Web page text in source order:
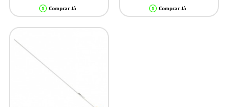
Comprar Já
Comprar Já